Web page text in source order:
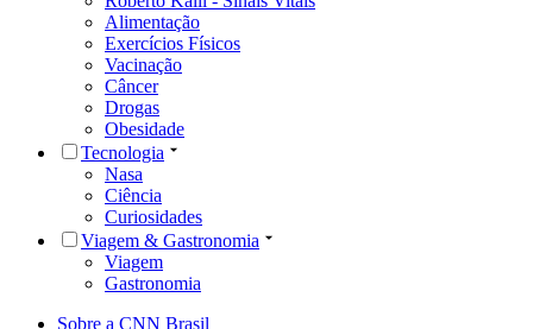
Alimentação
Exercícios Físicos
Vacinação
Câncer
Drogas
Obesidade
Tecnologia
Nasa
Ciência
Curiosidades
Viagem & Gastronomia
Viagem
Gastronomia
Sobre a CNN Brasil